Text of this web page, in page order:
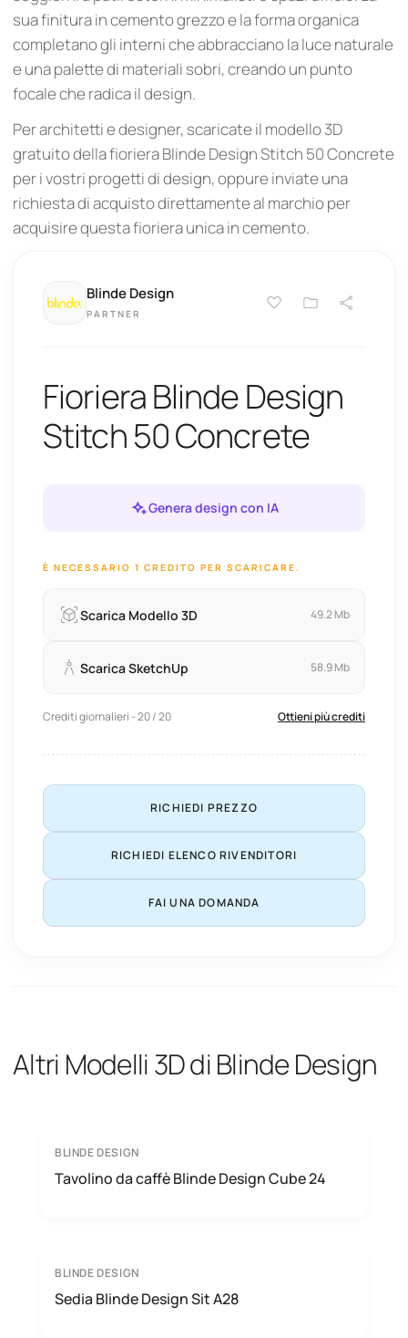
sua finitura in cemento grezzo e la forma organica
completano gli interni che abbracciano la luce naturale
e una palette di materiali sobri, creando un punto
focale che radica il design.
Per architetti e designer, scaricate il modello 3D
gratuito della fioriera Blinde Design Stitch 50 Concrete
per i vostri progetti di design, oppure inviate una
richiesta di acquisto direttamente al marchio per
acquisire questa fioriera unica in cemento.
Blinde Design
PARTNER
Fioriera Blinde Design
Stitch 50 Concrete
Genera design con IA
È NECESSARIO 1 CREDITO PER SCARICARE.
Scarica Modello 3D 49.2 Mb
Scarica SketchUp 58.9 Mb
Crediti giornalieri - 20 / 20 Ottieni più crediti
RICHIEDI PREZZO
RICHIEDI ELENCO RIVENDITORI
FAI UNA DOMANDA
Altri Modelli 3D di Blinde Design
BLINDE DESIGN
Tavolino da caffè Blinde Design Cube 24
BLINDE DESIGN
Sedia Blinde Design Sit A28